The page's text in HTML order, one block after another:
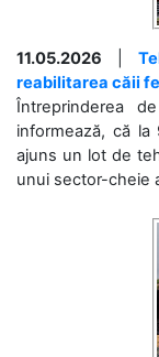
11.05.2026 |
reabilitarea căii
Întreprinderea
informează, că
ajuns un lot de
unui sector-cheie